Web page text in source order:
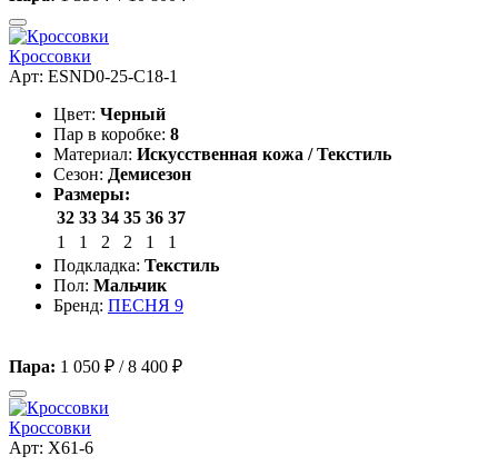
Кроссовки
Арт: ESND0-25-C18-1
Цвет: Черный
Пар в коробке: 8
Материал: Искусственная кожа / Текстиль
Сезон: Демисезон
Размеры:
32 33 34 35 36 37
1
1 2 2 1
1
Подкладка: Текстиль
Пол: Мальчик
Бренд: ПЕСНЯ 9
Пара: 1 050 ₽ /8 400 ₽
Кроссовки
Арт: X61-6